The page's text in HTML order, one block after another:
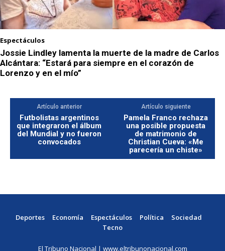
Espectáculos
Jossie Lindley lamenta la muerte de la madre de Carlos
Alcántara: “Estará para siempre en el corazón de
Lorenzo y en el mío”
Artículo anterior
Futbolistas argentinos
que integraron el álbum
del Mundial y no fueron
convocados
Artículo siguiente
Pamela Franco rechaza
una posible propuesta
de matrimonio de
Christian Cueva: «Me
parecería un chiste»
Deportes Economía Espectáculos Política
Sociedad
Tecno
El Tribuno Nacional | www.eltribunonacional.com